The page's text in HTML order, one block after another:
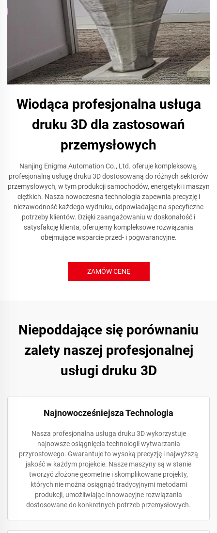
Wiodąca profesjonalna usługa
druku 3D dla zastosowań
przemysłowych
Nanjing Enigma Automation Co., Ltd. oferuje kompleksową,
profesjonalną usługę druku 3D dostosowaną do różnych sektorów
przemysłowych, w tym produkcji samochodów, energetyki i maszyn
ciężkich. Nasza nowoczesna technologia zapewnia precyzję i
niezawodność każdego wydruku, odpowiadając na specyficzne
potrzeby klientów. Dzięki zaangażowaniu w doskonałość i
satysfakcję klienta, oferujemy kompleksowe rozwiązania
obejmujące wsparcie przed- i pogwarancyjne.
ZAMÓW CENĘ
Niepoddające się porównaniu
zalety naszej profesjonalnej
usługi druku 3D
Najnowocześniejsza Technologia
Nasza profesjonalna usługa druku 3D wykorzystuje
najnowsze osiągnięcia technologii wytwarzania
przyrostowego. Gwarantuje to wysoką precyzję i najwyższą
jakość w każdym projekcie. Nasze maszyny są w stanie
tworzyć złożone geometrie i skomplikowane projekty,
których nie można osiągnąć tradycyjnymi metodami
produkcji, umożliwiając innowacyjne rozwiązania
dostosowane do konkretnych potrzeb przemysłowych.